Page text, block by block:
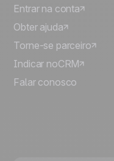
Entrar na conta
Obter ajuda
Torne-se parceiro
Indicar noCRM
Falar conosco